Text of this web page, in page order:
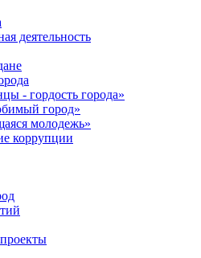
деятельность
- гордость города»
город»
молодежь»
коррупции